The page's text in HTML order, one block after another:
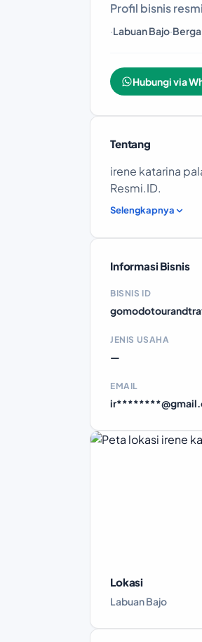
Profil bisnis resmi
·Labuan Bajo·
Hubungi via
Tentang
irene katarina
Resmi.ID.
Selengkapnya
Informasi Bisnis
BISNIS ID
JENIS USAHA
—
EMAIL
Lokasi
Labuan Bajo